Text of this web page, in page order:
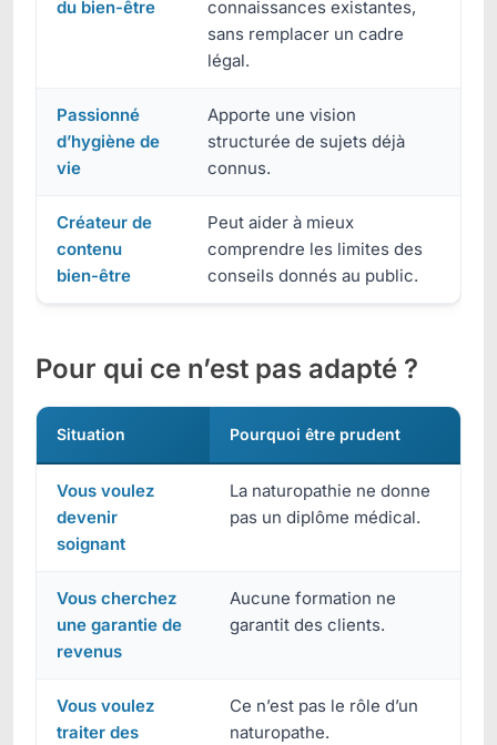
du bien-être
connaissances existantes,
sans remplacer un cadre
légal.
Passionné
d’hygiène de
vie
Apporte une vision
structurée de sujets déjà
connus.
Créateur de
contenu
bien-être
Peut aider à mieux
comprendre les limites des
conseils donnés au public.
Pour qui ce n’est pas adapté ?
Situation Pourquoi être prudent
Vous voulez
devenir
soignant
La naturopathie ne donne
pas un diplôme médical.
Vous cherchez
une garantie de
revenus
Aucune formation ne
garantit des clients.
Vous voulez
traiter des
Ce n’est pas le rôle d’un
naturopathe.